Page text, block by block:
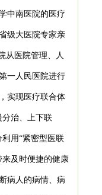
中南医院的医疗
级大医院专家亲
从医院管理、人
一人民医院进行
实现医疗联合体
治、上下联
用“紧密型医联
及时便捷的健康
病人的病情、病